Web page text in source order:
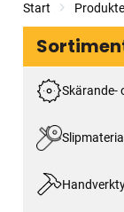
Start
Skärande-
Slipmaterial